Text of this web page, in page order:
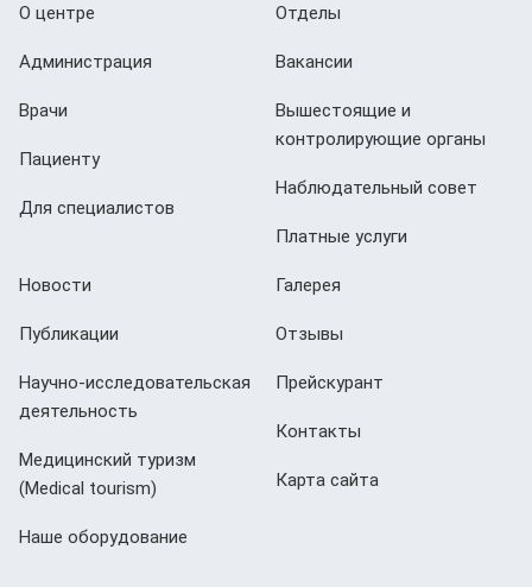
О центре
Администрация
Врачи
Пациенту
Для специалистов
Отделы
Вакансии
Вышестоящие и
контролирующие органы
Наблюдательный совет
Платные услуги
Новости
Публикации
Научно-исследовательская
деятельность
Медицинский туризм
(Мedical tourism)
Наше оборудование
Галерея
Отзывы
Прейскурант
Контакты
Карта сайта